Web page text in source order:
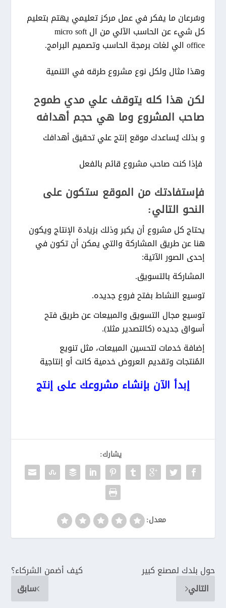
وسُرعان ما يفكر في عمل مركز تعليمي يهتم بتعليم
كل شيء عن الحاسب الآلي من ال micro soft
office الي لغات برمجة الحاسب وتصميم البرامج.
وهذا مثال ولكل نوع مشروع طرقه في التنمية
لكن هذا كله يتوقف علي مدي طموح
صاحب المشروع وما هي حجم أهدافه
و بذلك يُساعدك موقع إنتج علي تحقيق أهدافك
فإذا كنت صاحب مشروع قائم بالفعل
فإستفادتك من الموقع ستكون على
النحو التالي:
يحتاج كل مشروع أن يكبر وذلك بزيادة الإنتاج ويكون
هنا عن طريق المشاركة والتي يمكن أن تكون في
إحدى الصور الآتية:
المشاركة بالتسويق.
توسيع النشاط بفتح فروع جديده.
توسيع مجال التسويق والمبيعات عن طريق فتح
أسواق جديده (كالتصدير مثلا).
إضافة خدمات لتحسين المبيعات، مثل تنويع
المُنتجات وتقديم العروض خدمية كانت أو إنتاجية
إبدأ الآن بإنشاء مشروعك على إنتج
يشارك:
معدل:
كيف أضمن الشركاء؟
سابق
حول بلدك لمصنع كبير
التالي